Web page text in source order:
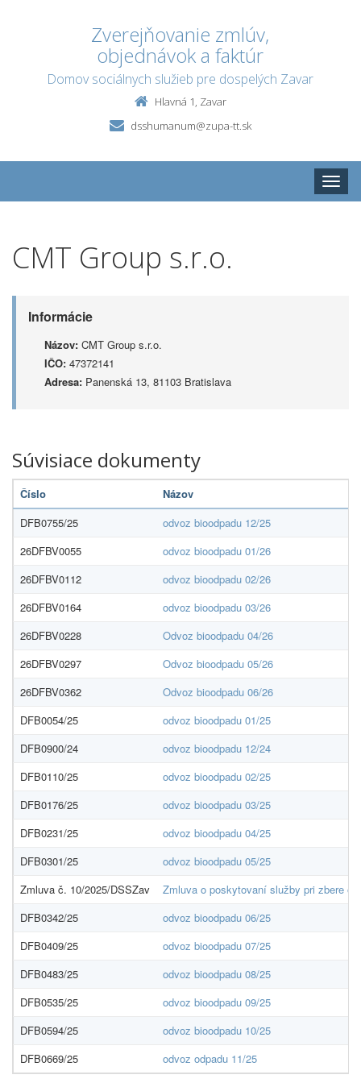
Zverejňovanie zmlúv,
objednávok a faktúr
Domov sociálnych služieb pre dospelých Zavar
Hlavná 1, Zavar
dsshumanum@zupa-tt.sk
Toggle
CMT Group s.r.o.
Informácie
Názov: CMT Group s.r.o.
IČO: 47372141
Adresa: Panenská 13, 81103 Bratislava
Súvisiace dokumenty
Číslo
Názov
DFB0755/25
odvoz bioodpadu 12/25
26DFBV0055
odvoz bioodpadu 01/26
26DFBV0112
odvoz bioodpadu 02/26
26DFBV0164
odvoz bioodpadu 03/26
26DFBV0228
Odvoz bioodpadu 04/26
26DFBV0297
Odvoz bioodpadu 05/26
26DFBV0362
Odvoz bioodpadu 06/26
DFB0054/25
odvoz bioodpadu 01/25
DFB0900/24
odvoz bioodpadu 12/24
DFB0110/25
odvoz bioodpadu 02/25
DFB0176/25
odvoz bioodpadu 03/25
DFB0231/25
odvoz bioodpadu 04/25
DFB0301/25
odvoz bioodpadu 05/25
Zmluva č. 10/2025/DSSZav
Zmluva o poskytovaní služby pri zbere
DFB0342/25
odvoz bioodpadu 06/25
DFB0409/25
odvoz bioodpadu 07/25
DFB0483/25
odvoz bioodpadu 08/25
DFB0535/25
odvoz bioodpadu 09/25
DFB0594/25
odvoz bioodpadu 10/25
DFB0669/25
odvoz odpadu 11/25